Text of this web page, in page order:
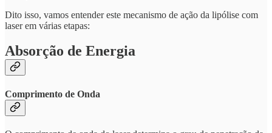
Dito isso, vamos entender este mecanismo de ação da lipólise com
laser em várias etapas:
Absorção de Energia
Comprimento de Onda